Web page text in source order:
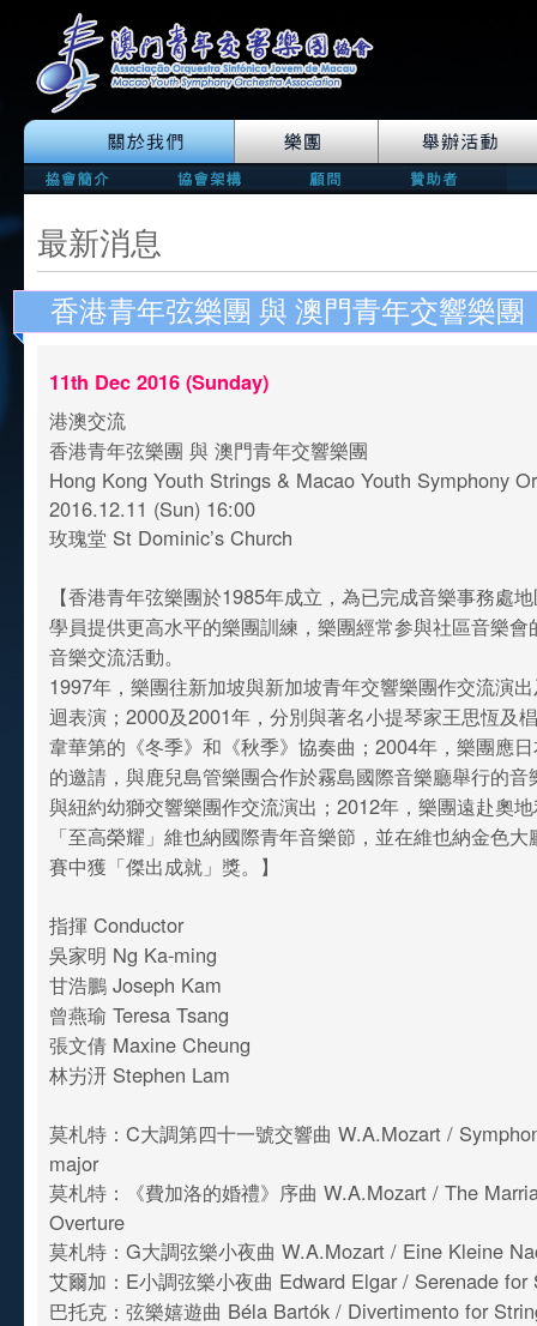
最新消息
香港青年弦樂團 與 澳門青年交響樂團
11th Dec 2016 (Sunday)
港澳交流
香港青年弦樂團 與 澳門青年交響樂團
Hong Kong Youth Strings & Macao Youth Symphony
2016.12.11 (Sun) 16:00
玫瑰堂 St Dominic’s Church
【香港青年弦樂團於1985年成立，為已完成音樂事務處
學員提供更高水平的樂團訓練，樂團經常参與社區音樂會
音樂交流活動。
1997年，樂團往新加坡與新加坡青年交響樂團作交流演
迴表演；2000及2001年，分別與著名小提琴家王思恆及
韋華第的《冬季》和《秋季》協奏曲；2004年，樂團應
的邀請，與鹿兒島管樂團合作於霧島國際音樂廳舉行的
與紐約幼獅交響樂團作交流演出；2012年，樂團遠赴奧
「至高榮耀」維也納國際青年音樂節，並在維也納金色
賽中獲「傑出成就」獎。】
指揮 Conductor
吳家明 Ng Ka-ming
甘浩鵬 Joseph Kam
曾燕瑜 Teresa Tsang
張文倩 Maxine Cheung
林屴汧 Stephen Lam
莫札特：C大調第四十一號交響曲 W.A.Mozart /
major
莫札特：《費加洛的婚禮》序曲 W.A.Mozart / The
Overture
莫札特：G大調弦樂小夜曲 W.A.Mozart / Eine Kleine
艾爾加：E小調弦樂小夜曲 Edward Elgar / Serenade
巴托克：弦樂嬉遊曲 Béla Bartók / Divertimento for